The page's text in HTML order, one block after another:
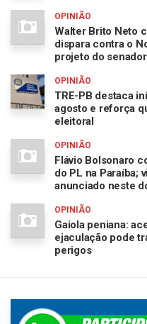
OPINIÃO
Walter Brito Neto
dispara contra o
projeto do
OPINIÃO
TRE-PB destaca
agosto e reforça
eleitoral
OPINIÃO
Flávio Bolsonaro
do PL na Paraíba;
anunciado neste
OPINIÃO
Gaiola peniana:
ejaculação pode
perigos